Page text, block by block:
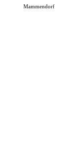
Mammendorf